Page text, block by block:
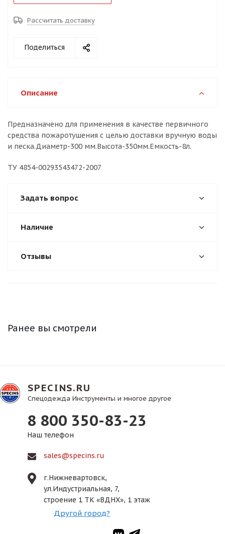
Рассчитать доставку
Поделиться
Описание
Предназначено для применения в качестве первичного
средства пожаротушения с целью доставки вручную воды
и песка.Диаметр-300 мм.Высота-350мм.Емкость-8л.
ТУ 4854-00293543472-2007
Задать вопрос
Наличие
Отзывы
Ранее вы смотрели
SPECINS.RU
Спецодежда Инструменты и многое другое
8 800 350-83-23
Наш телефон
sales@specins.ru
г.Нижневартовск,
ул.Индустриальная, 7,
строение 1 ТК «ВДНХ», 1 этаж
Другой город?